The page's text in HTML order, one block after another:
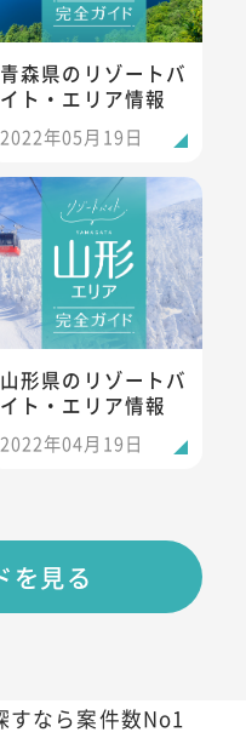
青森県のリゾートバ
イト・エリア情報
2022年05月19日
情報
県のリゾートバイト・エリ
山形県のリゾートバ
イト・エリア情報
2022年04月19日
を見る
すなら案件数No1